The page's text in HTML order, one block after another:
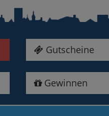
Gutscheine
Gewinnen